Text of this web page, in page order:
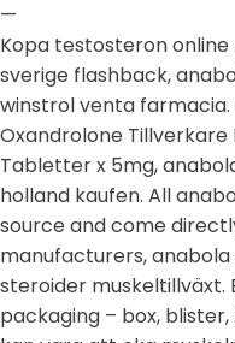
—
Kopa testosteron
sverige flashback,
winstrol venta farmacia.
Oxandrolone Tillverkare
Tabletter x 5mg,
holland kaufen. All
source and come
manufacturers,
steroider muskeltillväxt.
packaging – box,